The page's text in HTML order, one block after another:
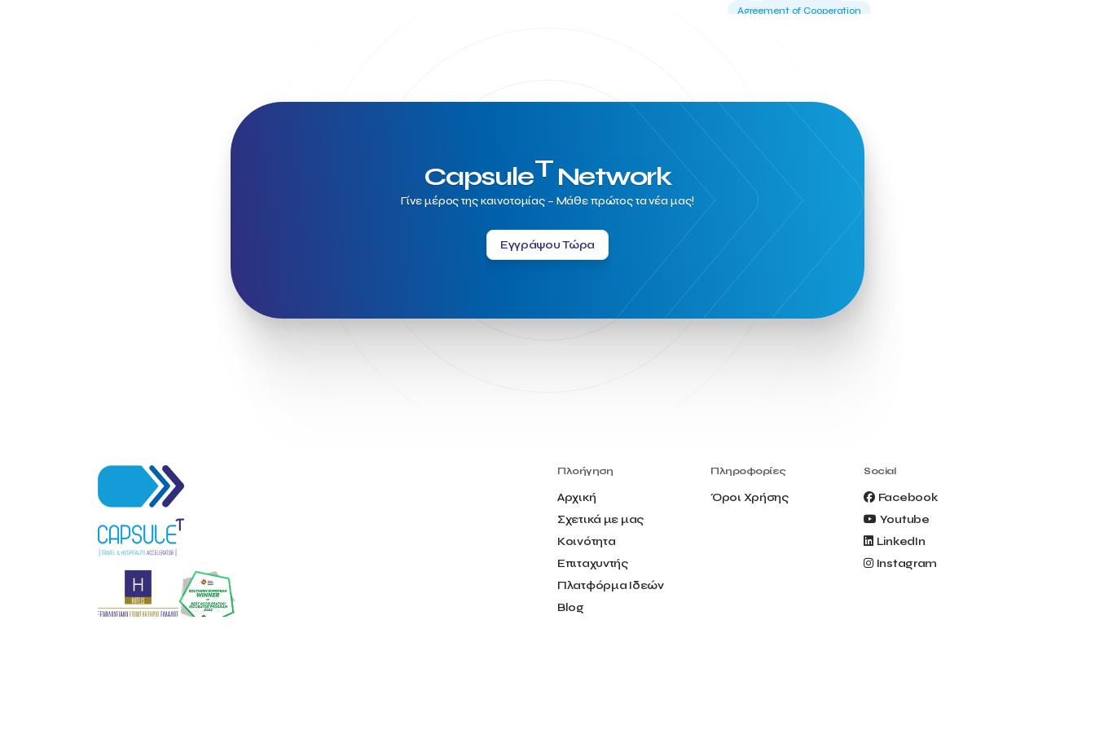
Agreement of Cooperation
Amirandes Grecotel Boutique Resort
Angela Gerekou
Applications
Archimedes Center
Artificial Intelligence
Athens News Agency
Athens University of Economics &
Business
Best accelerator
Best incubator
Bizrupt
Booths 34-35
Borrn
Boutique Hotel
Cactus Royal Spa & Resort Hotel.
Campsaround
Canaves Oia Suites
Creta Maris
Creta Palm
Culture
Deliverback
CapsuleTNetwork
Γίνε μέρος της καινοτομίας – Μάθε πρώτος τα νέα μας!
Εγγράψου Τώρα
Πλοήγηση
Αρχική
Σχετικά με μας
Κοινότητα
Επιταχυντής
Πλατφόρμα Ιδεών
Blog
Πληροφορίες
Όροι Χρήσης
Social
Facebook
Youtube
LinkedIn
Instagram